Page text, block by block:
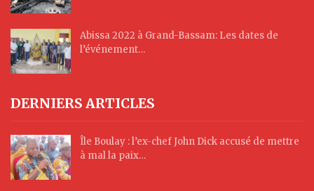
Abissa 2022 à Grand-Bassam: Les dates de
l’événement…
DERNIERS ARTICLES
Île Boulay : l’ex-chef John Dick accusé de mettre
à mal la paix…